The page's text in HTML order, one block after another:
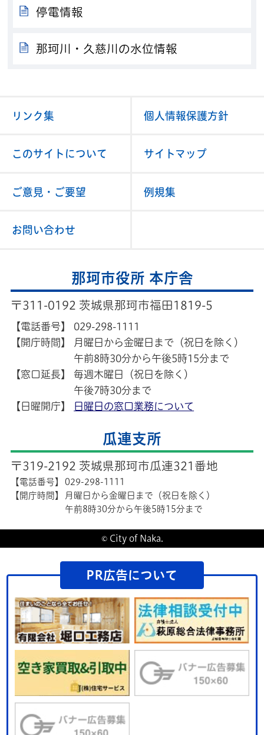
停電情報
那珂川・久慈川の水位情報
リンク集 個人情報保護方針
このサイトについて サイトマップ
ご意見・ご要望 例規集
お問い合わせ
那珂市役所 本庁舎
〒311-0192 茨城県那珂市福田1819-5
【電話番号】
029-298-1111
【開庁時間】
月曜日から金曜日まで（祝日を除く）
午前8時30分から午後5時15分まで
【窓口延長】
毎週木曜日（祝日を除く）
午後7時30分まで
【日曜開庁】
日曜日の窓口業務について
瓜連支所
〒319-2192 茨城県那珂市瓜連321番地
【電話番号】
029-298-1111
【開庁時間】
月曜日から金曜日まで（祝日を除く）
午前8時30分から午後5時15分まで
© City of Naka.
PR広告について